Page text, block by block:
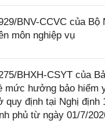
BNV-CCVC của Bộ
môn nghiệp vụ
BHXH-CSYT của
mức hưởng bảo hiểm
quy định tại Nghị định
phủ từ ngày 01/7/